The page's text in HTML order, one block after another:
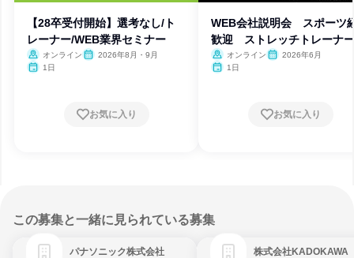
【28卒受付開始】選考なし/ト
レーナー/WEB業界セミナー
オンライン
2026年8月・9月
1日
お気に入り
WEB会社説明会 スポーツ
歓迎 ストレッチトレーナー
オンライン
2026年6月
1日
お気に入り
この募集と一緒に見られている募集
パナソニック株式会社 株式会社KADOKAWA